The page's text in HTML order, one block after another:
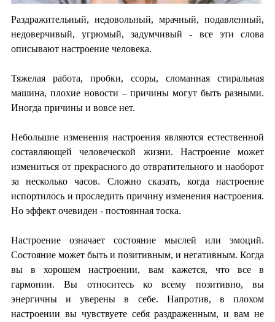
Раздражительный, недовольный, мрачный, подавленный,
недоверчивый, угрюмый, задумчивый - все эти слова
описывают настроение человека.
Тяжелая работа, пробки, ссоры, сломанная стиральная
машина, плохие новости – причины могут быть разными.
Иногда причины и вовсе нет.
Небольшие изменения настроения являются естественной
составляющей человеческой жизни. Настроение может
измениться от прекрасного до отвратительного и наоборот
за несколько часов. Сложно сказать, когда настроение
испортилось и проследить причину изменения настроения.
Но эффект очевиден - постоянная тоска.
Настроение означает состояние мыслей или эмоций.
Состояние может быть и позитивным, и негативным. Когда
вы в хорошем настроении, вам кажется, что все в
гармонии. Вы относитесь ко всему позитивно, вы
энергичны и уверены в себе. Напротив, в плохом
настроении вы чувствуете себя раздраженным, и вам не